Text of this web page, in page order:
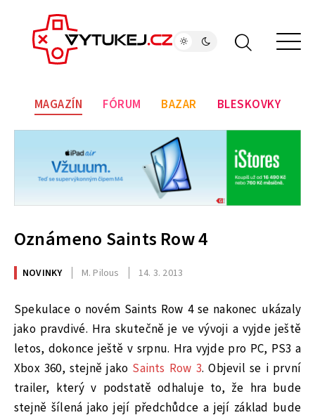
MAGAZÍN FÓRUM BAZAR BLESKOVKY
Oznámeno Saints Row 4
NOVINKY M. Pilous 14. 3. 2013
Spekulace o novém Saints Row 4 se nakonec ukázaly
jako pravdivé. Hra skutečně je ve vývoji a vyjde ještě
letos, dokonce ještě v srpnu. Hra vyjde pro PC, PS3 a
Xbox 360, stejně jako Saints Row 3. Objevil se i první
trailer, který v podstatě odhaluje to, že hra bude
stejně šílená jako její předchůdce a její základ bude